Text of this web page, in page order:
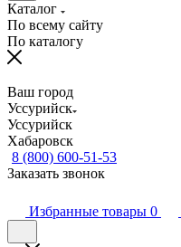
Каталог
По всему сайту
По каталогу
Ваш город
Уссурийск
Уссурийск
Хабаровск
8 (800) 600-51-53
Заказать звонок
Избранные товары 0